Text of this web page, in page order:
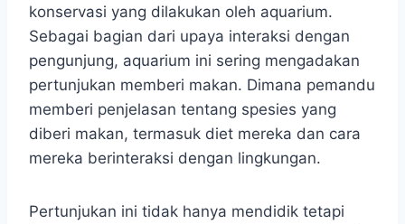
konservasi yang dilakukan oleh aquarium.
Sebagai bagian dari upaya interaksi dengan
pengunjung, aquarium ini sering mengadakan
pertunjukan memberi makan. Dimana pemandu
memberi penjelasan tentang spesies yang
diberi makan, termasuk diet mereka dan cara
mereka berinteraksi dengan lingkungan.
Pertunjukan ini tidak hanya mendidik tetapi